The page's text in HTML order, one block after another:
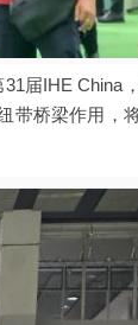
届IHE China
带桥梁作用，